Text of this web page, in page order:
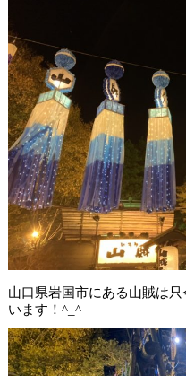
山口県岩国市にある山賊は
います！^_^